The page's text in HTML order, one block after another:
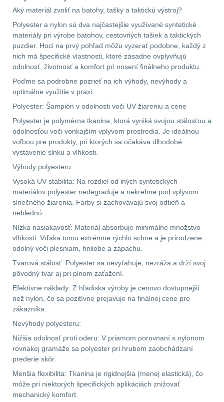
Lovecké
svítilny
Nabíjacie
baterky
Svietidlá
s
magnetom
Svietidlá
CRI≥90
Laserové
značkovače
Držiaky
a
príslušenstvo
Nabíjačky
akumulátorů
Náhradné
diely
Přepravne tašky na
zbraně39
Hydratační vaky10
Pouzdra a Kapsy 612
Organizéry 109
Na opasek136
Na láhev43
Odhazováky39
Na toaletní potřeby3
Na lékárničku46
Na elektroniku64
Puzdrá na mapy24
Na stehno30
Na suchý zip95
Na svítilny2
Cestovné púzdra
Aký materiál zvoliť na batohy, tašky a taktickú výstroj?
Polyester a nylon sú dva najčastejšie využívané syntetické
materiály pri výrobe batohov, cestovných tašiek a taktických
puzdier. Hoci na prvý pohľad môžu vyzerať podobne, každý z
nich má špecifické vlastnosti, ktoré zásadne ovplyvňujú
odolnosť, životnosť a komfort pri nosení finálneho produktu.
Poďme sa podrobne pozrieť na ich výhody, nevýhody a
optimálne využitie v praxi.
Polyester: Šampión v odolnosti voči UV žiareniu a cene
Polyester je polymérna tkanina, ktorá vyniká svojou stálosťou a
odolnosťou voči vonkajším vplyvom prostredia. Je ideálnou
voľbou pre produkty, pri ktorých sa očakáva dlhodobé
vystavenie slnku a vlhkosti.
Výhody polyesteru:
Vysoká UV stabilita: Na rozdiel od iných syntetických
materiálov polyester nedegraduje a nekrehne pod vplyvom
slnečného žiarenia. Farby si zachovávajú svoj odtieň a
neblednú.
Nízka nasiakavosť: Materiál absorbuje minimálne množstvo
vlhkosti. Vďaka tomu extrémne rýchlo schne a je prirodzene
odolný voči plesniam, hnilobe a zápachu.
Tvarová stálosť: Polyester sa nevyťahuje, nezráža a drží svoj
pôvodný tvar aj pri plnom zaťažení.
Efektívne náklady: Z hľadiska výroby je cenovo dostupnejší
než nylon, čo sa pozitívne prejavuje na finálnej cene pre
zákazníka.
Nevýhody polyesteru:
Nižšia odolnosť proti oderu: V priamom porovnaní s nylonom
rovnakej gramáže sa polyester pri hrubom zaobchádzaní
prederie skôr.
Menšia flexibilita: Tkanina je rigidnejšia (menej elastická), čo
môže pri niektorých špecifických aplikáciách znižovať
mechanický komfort.